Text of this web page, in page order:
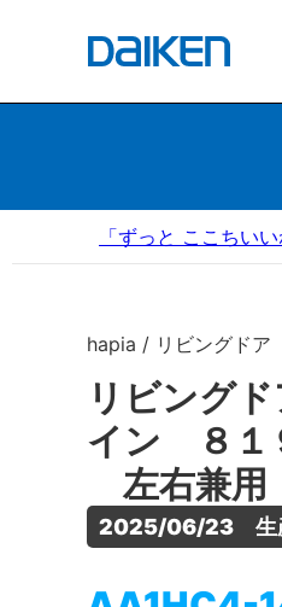
「ずっと ここちい
hapia / リビングドア
リビング
イン ８１
左右兼用
2025/06/23　生